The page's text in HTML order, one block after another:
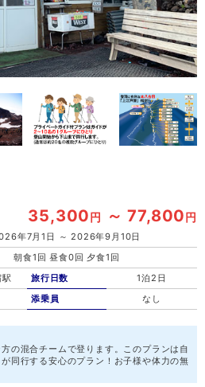
35,300円 ～ 77,800円
年7月1日 ～ 2026年9月10日
朝食1回 昼食0回 夕食1回
旅行日数
1泊2日
添乗員
なし
の混合チームで登ります。このプランは自
同行する安心のプラン！お子様や体力の無